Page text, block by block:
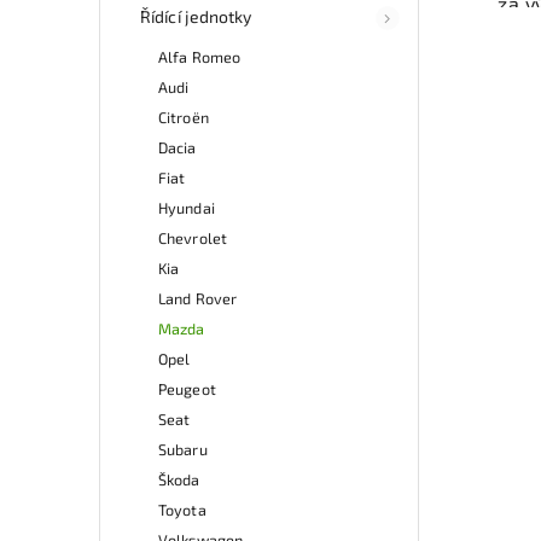
Řídící jednotky
Alfa Romeo
Audi
Citroën
Dacia
Fiat
Hyundai
Chevrolet
Kia
Land Rover
Mazda
Opel
Peugeot
Seat
Subaru
Škoda
Toyota